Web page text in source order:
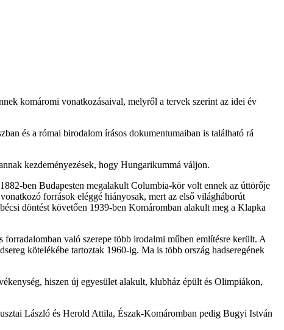
komáromi vonatkozásaival, melyről a tervek szerint az idei év
és a római birodalom írásos dokumentumaiban is található rá
kezdeményezések, hogy Hungarikummá váljon.
ben Budapesten megalakult Columbia-kör volt ennek az úttörője
források eléggé hiányosak, mert az első világháborút
döntést követően 1939-ben Komáromban alakult meg a Klapka
való szerepe több irodalmi műben említésre került. A
kötelékébe tartoztak 1960-ig. Ma is több ország hadseregének
hiszen új egyesület alakult, klubház épült és Olimpiákon,
László és Herold Attila, Észak-Komáromban pedig Bugyi István